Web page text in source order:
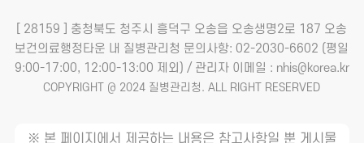
[ 28159 ] 충청북도 청주시 흥덕구 오송읍 오송생명2로 187 오송
보건의료행정타운 내 질병관리청 문의사항: 02-2030-6602 (평일
9:00-17:00, 12:00-13:00 제외) / 관리자 이메일 : nhis@korea.kr
COPYRIGHT @ 2024 질병관리청. ALL RIGHT RESERVED
※ 본 페이지에서 제공하는 내용은 참고사항일 뿐 게시물